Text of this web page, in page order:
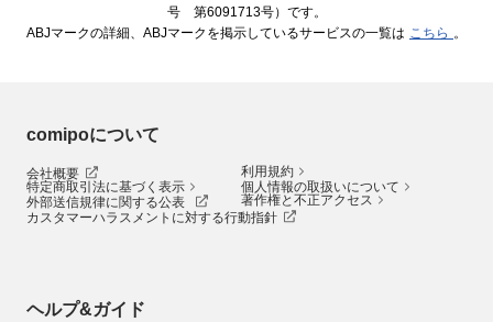
号 第6091713号）です。
ABJマークの詳細、ABJマークを掲示しているサービスの一覧は こちら 。
comipoについて
会社概要
利用規約
特定商取引法に基づく表示
個人情報の取扱いについて
外部送信規律に関する公表
著作権と不正アクセス
カスタマーハラスメントに対する行動指針
ヘルプ&ガイド